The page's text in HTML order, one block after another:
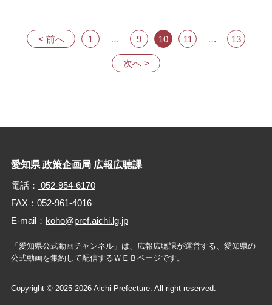
< 前へ 1 … 9 10 11 … 13
次へ >
愛知県 政策企画局 広報広聴課
電話： 052-954-6170
FAX：052-961-4016
E-mail： koho@pref.aichi.lg.jp
「愛知県公式動画チャンネル」は、広報広聴課が運営する、 愛知県の
公式動画を集約して配信するＷＥＢページです。
Copyright © 2025-2026 Aichi Prefecture. All right reserved.